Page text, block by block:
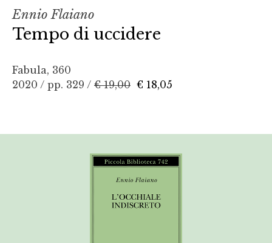
Ennio Flaiano
Tempo di uccidere
Fabula, 360
2020 / pp. 329 / € 19,00 € 18,05